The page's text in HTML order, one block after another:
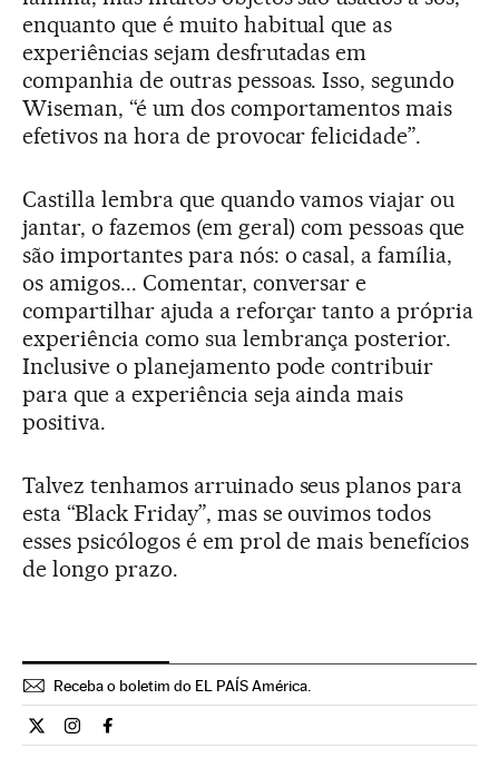
enquanto que é muito habitual que as
experiências sejam desfrutadas em
companhia de outras pessoas. Isso, segundo
Wiseman, “é um dos comportamentos mais
efetivos na hora de provocar felicidade”.
Castilla lembra que quando vamos viajar ou
jantar, o fazemos (em geral) com pessoas que
são importantes para nós: o casal, a família,
os amigos... Comentar, conversar e
compartilhar ajuda a reforçar tanto a própria
experiência como sua lembrança posterior.
Inclusive o planejamento pode contribuir
para que a experiência seja ainda mais
positiva.
Talvez tenhamos arruinado seus planos para
esta “Black Friday”, mas se ouvimos todos
esses psicólogos é em prol de mais benefícios
de longo prazo.
Receba o boletim do EL PAÍS América.
Economia El País Brasil en Twitter
Economia El País Brasil en Instagram
Economia El País Brasil en Facebook